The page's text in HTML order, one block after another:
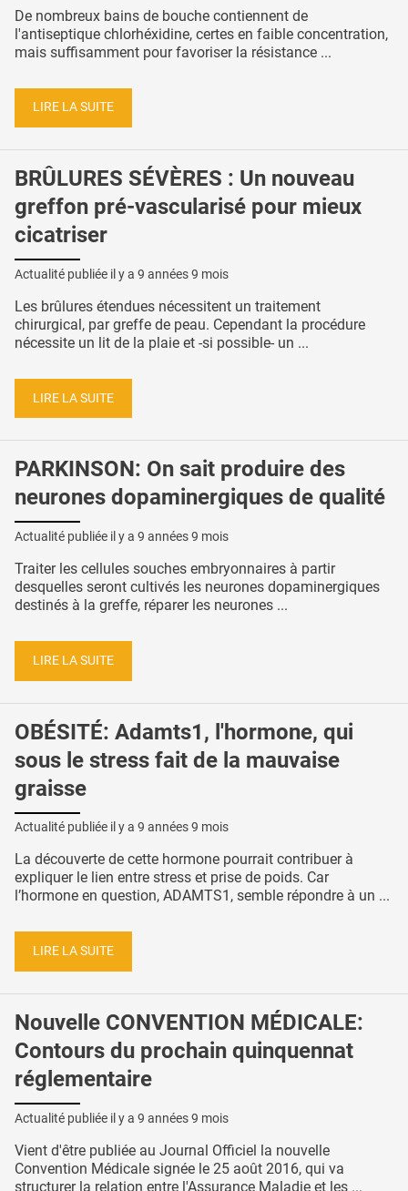
De nombreux bains de bouche contiennent de
l'antiseptique chlorhéxidine, certes en faible concentration,
mais suffisamment pour favoriser la résistance ...
LIRE LA SUITE
BRÛLURES SÉVÈRES : Un nouveau
greffon pré-vascularisé pour mieux
cicatriser
Actualité publiée il y a 9 années 9 mois
Les brûlures étendues nécessitent un traitement
chirurgical, par greffe de peau. Cependant la procédure
nécessite un lit de la plaie et -si possible- un ...
LIRE LA SUITE
PARKINSON: On sait produire des
neurones dopaminergiques de qualité
Actualité publiée il y a 9 années 9 mois
Traiter les cellules souches embryonnaires à partir
desquelles seront cultivés les neurones dopaminergiques
destinés à la greffe, réparer les neurones ...
LIRE LA SUITE
OBÉSITÉ: Adamts1, l'hormone, qui
sous le stress fait de la mauvaise
graisse
Actualité publiée il y a 9 années 9 mois
La découverte de cette hormone pourrait contribuer à
expliquer le lien entre stress et prise de poids. Car
l’hormone en question, ADAMTS1, semble répondre à un ...
LIRE LA SUITE
Nouvelle CONVENTION MÉDICALE:
Contours du prochain quinquennat
réglementaire
Actualité publiée il y a 9 années 9 mois
Vient d'être publiée au Journal Officiel la nouvelle
Convention Médicale signée le 25 août 2016, qui va
structurer la relation entre l'Assurance Maladie et les ...